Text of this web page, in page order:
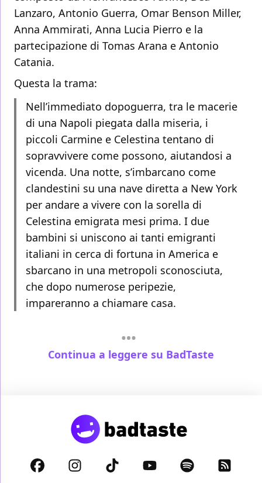
Lanzaro, Antonio Guerra, Omar Benson Miller,
Anna Ammirati, Anna Lucia Pierro e la
partecipazione di Tomas Arana e Antonio
Catania.
Questa la trama:
Nell’immediato dopoguerra, tra le macerie
di una Napoli piegata dalla miseria, i
piccoli Carmine e Celestina tentano di
sopravvivere come possono, aiutandosi a
vicenda. Una notte, s’imbarcano come
clandestini su una nave diretta a New York
per andare a vivere con la sorella di
Celestina emigrata mesi prima. I due
bambini si uniscono ai tanti emigranti
italiani in cerca di fortuna in America e
sbarcano in una metropoli sconosciuta,
che dopo numerose peripezie,
impareranno a chiamare casa.
Continua a leggere su BadTaste